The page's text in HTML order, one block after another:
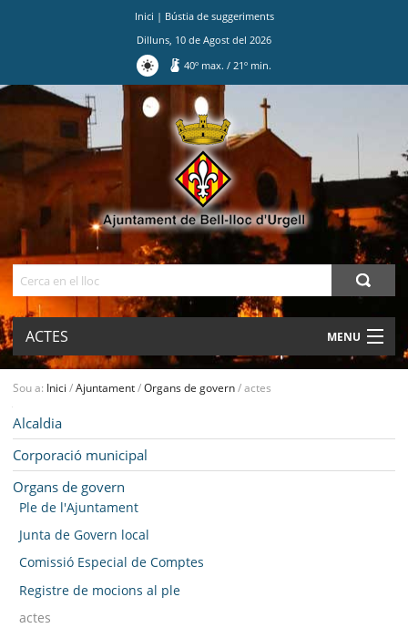
Inici | Bústia de suggeriments
Dilluns 10 de Agost del 2026
40º max./ 21º min.
ACTES MENU
MUNICIPI
SEU ELECTRÒNICA
BELL-LLOC SOLUCIONA
Sou a: Inici /Ajuntament/Organs de govern/actes
Alcaldia
Corporació municipal
Organs de govern
Ple de l'Ajuntament
Junta de Govern local
Comissió Especial de Comptes
Registre de mocions al ple
actes